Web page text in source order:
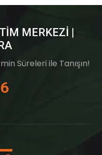
MERKEZI |
Süreleri ile Tanışın!